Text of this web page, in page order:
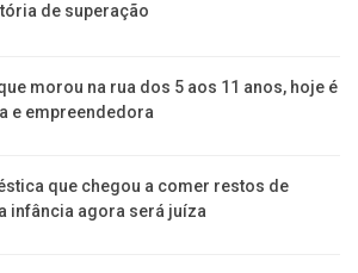
de superação
morou na rua dos 5 aos 11 anos, hoje é
e empreendedora
que chegou a comer restos de
infância agora será juíza